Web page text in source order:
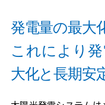
陽光
発電
カー
病
省
対
発電量の最大
これにより
大化と長期安